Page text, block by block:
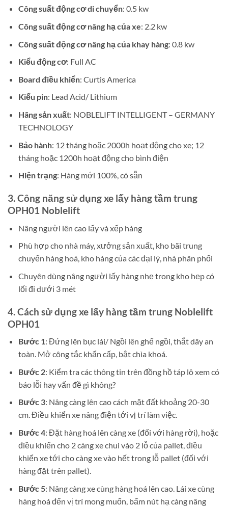
Công suất động cơ di chuyển: 0.5 kw
Công suất động cơ nâng hạ của xe: 2.2 kw
Công suất động cơ nâng hạ của khay hàng: 0.8 kw
Kiểu động cơ: Full AC
Board điều khiển: Curtis America
Kiểu pin: Lead Acid/ Lithium
Hãng sản xuất: NOBLELIFT INTELLIGENT – GERMANY
TECHNOLOGY
Bảo hành: 12 tháng hoặc 2000h hoạt động cho xe; 12
tháng hoặc 1200h hoạt động cho bình điện
Hiện trạng: Hàng mới 100%, có sẵn
3. Công năng sử dụng xe lấy hàng tầm trung
OPH01 Noblelift
Nâng người lên cao lấy và xếp hàng
Phù hợp cho nhà máy, xưởng sản xuất, kho bãi trung
chuyển hàng hoá, kho hàng của các đại lý, nhà phân phối
Chuyên dùng nâng người lấy hàng nhẹ trong kho hẹp có
lối đi dưới 3 mét
4. Cách sử dụng xe lấy hàng tầm trung Noblelift
OPH01
Bước 1: Đứng lên bục lái/ Ngồi lên ghế ngồi, thắt dây an
toàn. Mở công tắc khẩn cấp, bật chìa khoá.
Bước 2: Kiểm tra các thông tin trên đồng hồ táp lô xem có
báo lỗi hay vấn đề gì không?
Bước 3: Nâng càng lên cao cách mặt đất khoảng 20-30
cm. Điều khiển xe nâng điện tới vị trí làm việc.
Bước 4: Đặt hàng hoá lên càng xe (đối với hàng rời), hoặc
điều khiển cho 2 càng xe chui vào 2 lỗ của pallet, điều
khiển xe tới cho càng xe vào hết trong lỗ pallet (đối với
hàng đặt trên pallet).
Bước 5: Nâng càng xe cùng hàng hoá lên cao. Lái xe cùng
hàng hoá đến vị trí mong muốn, bấm nút hạ càng nâng